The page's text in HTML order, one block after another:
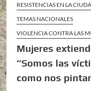
RESISTENCIAS EN LA
TEMAS NACIONALES
VIOLENCIA CONTRA LAS
Mujeres
“Somos las
como nos